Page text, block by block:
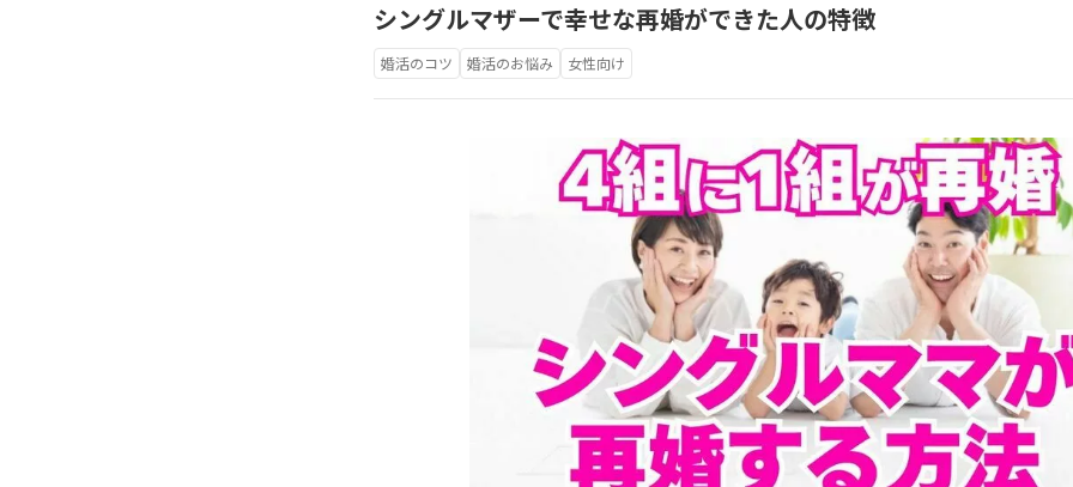
シングルマザーで幸せな再婚ができた人の特徴
婚活のコツ 婚活のお悩み 女性向け